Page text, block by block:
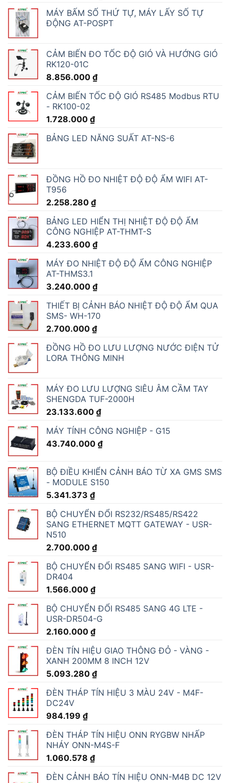
MÁY BẤM SỐ THỨ TỰ, MÁY LẤY SỐ TỰ
ĐỘNG AT-POSPT
CẢM BIẾN ĐO TỐC ĐỘ GIÓ VÀ HƯỚNG GIÓ
RK120-01C
8.856.000 ₫
CẢM BIẾN TỐC ĐỘ GIÓ RS485 Modbus RTU
- RK100-02
1.728.000 ₫
BẢNG LED NĂNG SUẤT AT-NS-6
ĐỒNG HỒ ĐO NHIỆT ĐỘ ĐỘ ẨM WIFI AT-
T956
2.258.280 ₫
BẢNG LED HIỂN THỊ NHIỆT ĐỘ ĐỘ ẨM
CÔNG NGHIỆP AT-THMT-S
4.233.600 ₫
MÁY ĐO NHIỆT ĐỘ ĐỘ ẨM CÔNG NGHIỆP
AT-THMS3.1
3.240.000 ₫
THIẾT BỊ CẢNH BÁO NHIỆT ĐỘ ĐỘ ẨM QUA
SMS- WH-170
2.700.000 ₫
ĐỒNG HỒ ĐO LƯU LƯỢNG NƯỚC ĐIỆN TỬ
LORA THÔNG MINH
MÁY ĐO LƯU LƯỢNG SIÊU ÂM CẦM TAY
SHENGDA TUF-2000H
23.133.600 ₫
MÁY TÍNH CÔNG NGHIỆP - G15
43.740.000 ₫
BỘ ĐIỀU KHIỂN CẢNH BÁO TỪ XA GMS SMS
- MODULE S150
5.341.373 ₫
BỘ CHUYỂN ĐỔI RS232/RS485/RS422
SANG ETHERNET MQTT GATEWAY - USR-
N510
2.700.000 ₫
BỘ CHUYỂN ĐỔI RS485 SANG WIFI - USR-
DR404
1.566.000 ₫
BỘ CHUYỂN ĐỔI RS485 SANG 4G LTE -
USR-DR504-G
2.160.000 ₫
ĐÈN TÍN HIỆU GIAO THÔNG ĐỎ - VÀNG -
XANH 200MM 8 INCH 12V
5.093.280 ₫
ĐÈN THÁP TÍN HIỆU 3 MÀU 24V - M4F-
DC24V
984.199 ₫
ĐÈN THÁP TÍN HIỆU ONN RYGBW NHẤP
NHÁY ONN-M4S-F
1.060.578 ₫
ĐÈN CẢNH BÁO TÍN HIỆU ONN-M4B DC 12V